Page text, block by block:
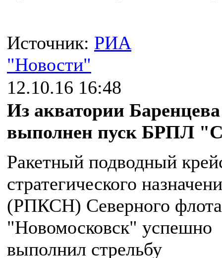
Источник: РИА
"Новости"
12.10.16 16:48
Из акватории
выполнен пуск БРПЛ
Ракетный подводный
стратегического
(РПКСН) Северного флота
"Новомосковск" успешно
выполнил стрельбу